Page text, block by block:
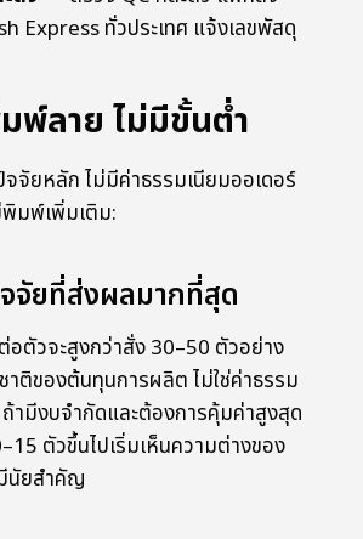
Express ทั่วประเทศ แจ้งเลขพัสดุ
พ์ลาย ไม่มีขั้นต่ำ
จัยหลัก ไม่มีค่าธรรมเนียมออเดอร์
มพ์เพิ่มเติม:
จัยที่ส่งผลมากที่สุด
อตัวจะสูงกว่าสั่ง 30–50 ตัวอย่าง
าติของต้นทุนการผลิต ไม่ใช่ค่าธรรม
ถ้ามีงบจำกัดและต้องการคุ้มค่าสูงสุด
ตัวขึ้นไปเริ่มเห็นความต่างของ
นัยสำคัญ